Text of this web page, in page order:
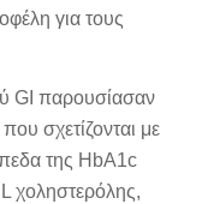
για τους
GI παρουσίασαν
σχετίζονται με
της HbA1c
χοληστερόλης,